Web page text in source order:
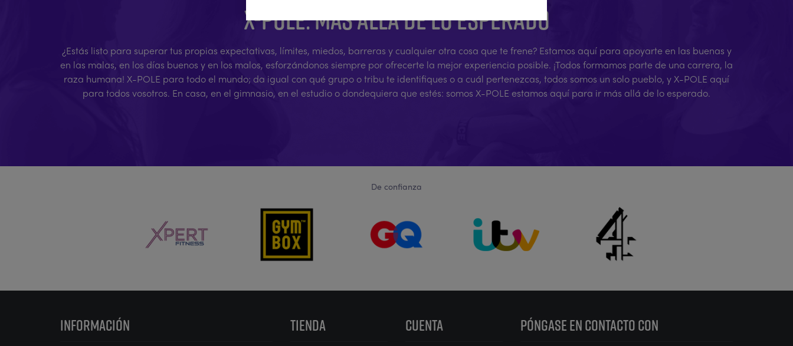
X-POLE: MÁS ALLÁ DE LO ESPERADO
¿Estás listo para superar tus propias expectativas, límites, miedos, barreras y cualquier otra cosa que te frene? Estamos aquí para apoyarte en las buenas y
en las malas, en los días buenos y en los malos, esforzándonos siempre por ofrecerte la mejor experiencia posible. ¡Todos formamos parte de una carrera, la
raza humana! X-POLE para todo el mundo; da igual con qué grupo o tribu te identifiques o a cuál pertenezcas, todos somos un solo pueblo, y X-POLE aquí
para todos vosotros. En casa, en el gimnasio, en el estudio o dondequiera que estés: somos X-POLE estamos aquí para ir más allá de lo esperado.
De confianza
INFORMACIÓN TIENDA CUENTA PÓNGASE EN CONTACTO CON